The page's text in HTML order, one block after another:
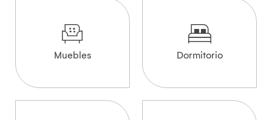
Muebles Dormitorio